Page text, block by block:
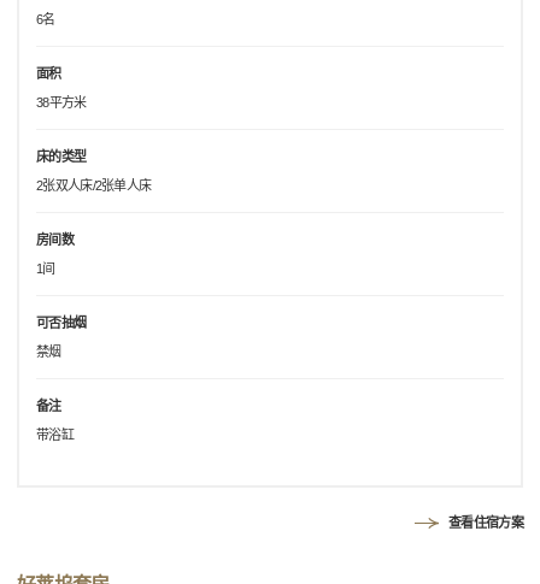
6名
面积
38平方米
床的类型
2张双人床/2张单人床
房间数
1间
可否抽烟
禁烟
备注
带浴缸
查看住宿方案